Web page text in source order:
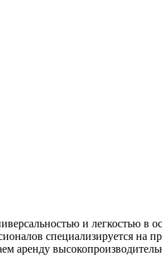
и легкостью в
специализируется